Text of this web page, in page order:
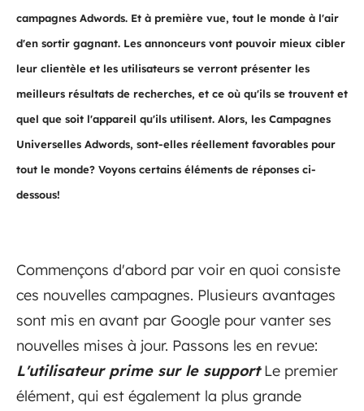
campagnes Adwords. Et à première vue, tout le monde à l'air
d'en sortir gagnant. Les annonceurs vont pouvoir mieux cibler
leur clientèle et les utilisateurs se verront présenter les
meilleurs résultats de recherches, et ce où qu'ils se trouvent et
quel que soit l'appareil qu'ils utilisent. Alors, les Campagnes
Universelles Adwords, sont-elles réellement favorables pour
tout le monde? Voyons certains éléments de réponses ci-
dessous!
Commençons d'abord par voir en quoi consiste
ces nouvelles campagnes. Plusieurs avantages
sont mis en avant par Google pour vanter ses
nouvelles mises à jour. Passons les en revue:
L'utilisateur prime sur le supportLe premier
élément, qui est également la plus grande